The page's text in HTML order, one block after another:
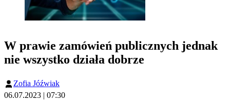
W prawie zamówień publicznych jednak
nie wszystko działa dobrze
Zofia Jóźwiak
06.07.2023 | 07:30